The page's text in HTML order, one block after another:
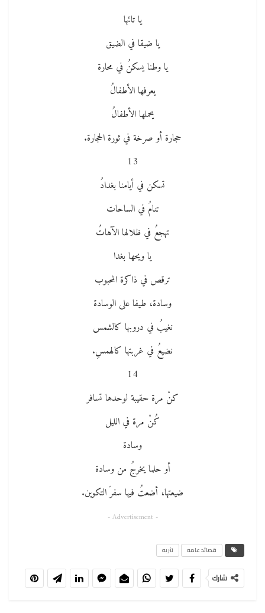
يا تائها
يا ضيقا في الضيق
يا وطنا يسكنُ في محارة
يعرفها الأطفالُ
يحملها الأطفالُ
حجارة أو صرخة في ثورة الحجارة.
13
تسكن في أيامنا بغدادُ
تنامُ في الساحات
تهجعُ في ظلالها الآهاتُ
يا ويحها بغدا
ترقص في ذاكرة المحبوب
وسادة، طيفا على الوسادة
نغيبُ في دروبها كالشمس
نضيعُ في غربتها كالهمسِ.
14
كنْ مرة حقيبة لوحدها تسافر
كُنْ مرة في الليل
وسادة
أو حلما يخرجُ من وسادة
ضيعتها، أضعتُ فيها سفرَ التكوين.
- Advertisement -
قصائد عامه نثريه
شارك